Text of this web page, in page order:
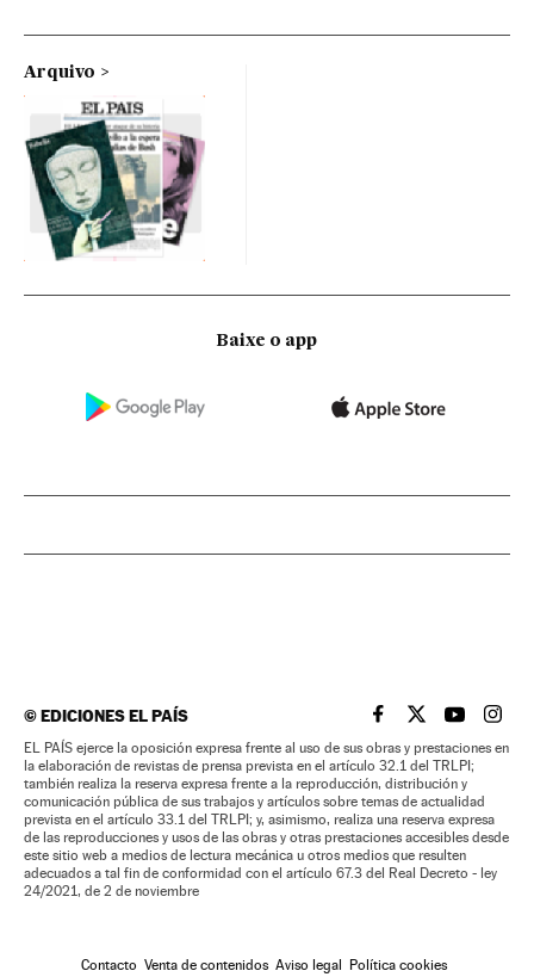
Arquivo
Baixe o app
©EDICIONES EL PAÍS EL PAÍS BRASIL EN
EL PAÍSEL PAÍS
EL
EL PAÍS ejerce la oposición expresa frente al uso de sus obras y prestaciones en
la elaboración de revistas de prensa prevista en el artículo 32.1 del TRLPI;
también realiza la reserva expresa frente a la reproducción, distribución y
comunicación pública de sus trabajos y artículos sobre temas de actualidad
prevista en el artículo 33.1 del TRLPI; y, asimismo, realiza una reserva expresa
de las reproducciones y usos de las obras y otras prestaciones accesibles desde
este sitio web a medios de lectura mecánica u otros medios que resulten
adecuados a tal fin de conformidad con el artículo 67.3 del Real Decreto - ley
24/2021, de 2 de noviembre
Contacto Venta de contenidos Aviso legal Política cookies